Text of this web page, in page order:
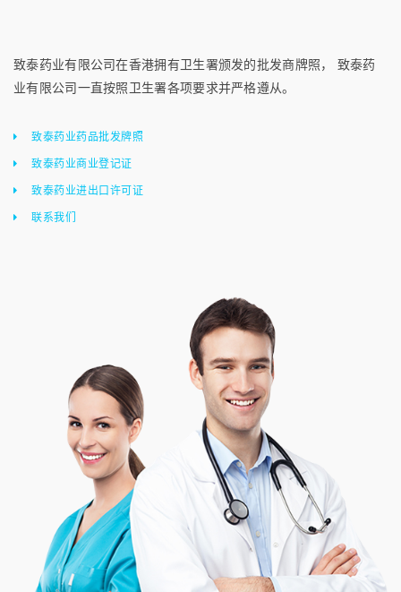
致泰药业有限公司在香港拥有卫生署颁发的批发商牌照， 致泰药
业有限公司一直按照卫生署各项要求并严格遵从。
致泰药业药品批发牌照
致泰药业商业登记证
致泰药业进出口许可证
联系我们